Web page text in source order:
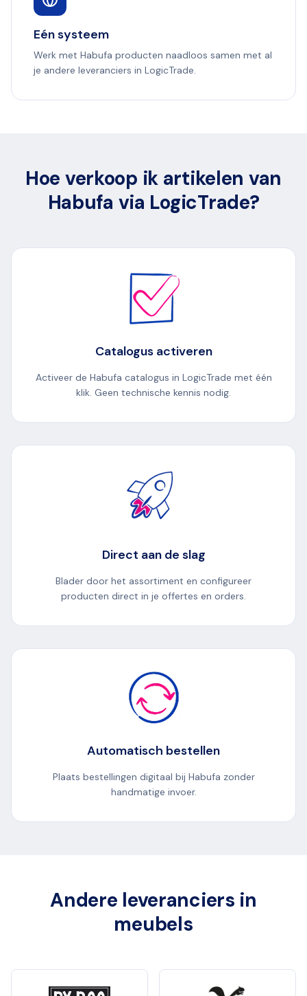
Eén systeem
Werk met Habufa producten naadloos samen met al
je andere leveranciers in LogicTrade.
Hoe verkoop ik artikelen van
Habufa via LogicTrade?
Catalogus activeren
Activeer de Habufa catalogus in LogicTrade met één
klik. Geen technische kennis nodig.
Direct aan de slag
Blader door het assortiment en configureer
producten direct in je offertes en orders.
Automatisch bestellen
Plaats bestellingen digitaal bij Habufa zonder
handmatige invoer.
Andere leveranciers in
meubels